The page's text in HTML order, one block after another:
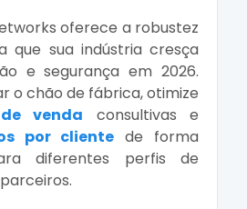
oferece a robustez
que sua indústria cresça
e segurança em 2026.
o chão de fábrica, otimize
venda consultivas e
por cliente de forma
diferentes perfis de